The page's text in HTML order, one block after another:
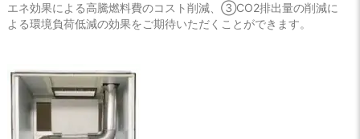
エネ効果による高騰燃料費のコスト削減、③CO2排出量の削減に
よる環境負荷低減の効果をご期待いただくことができます。